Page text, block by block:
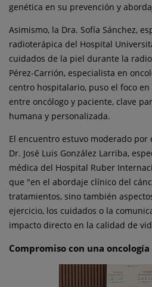
genética en su prevención y
Asimismo, la Dra. Sofía Sánchez,
radioterápica del Hospital
cuidados de la piel durante la
Pérez-Carrión, especialista en
centro hospitalario, puso el foco
entre oncólogo y paciente, clave
humana y personalizada.
El encuentro estuvo moderado por
Dr. José Luis González Larriba,
médica del Hospital Ruber
que "en el abordaje clínico del
tratamientos, sino también
ejercicio, los cuidados o la
impacto directo en la calidad de
Compromiso con una